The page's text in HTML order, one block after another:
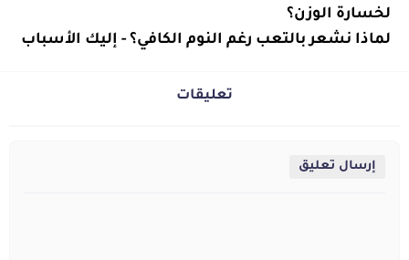
صحية
لخسارة الوزن؟
معلومات
لماذا نشعر بالتعب رغم النوم الكافي؟ - إليك الأسباب
تعليقات
إرسال تعليق